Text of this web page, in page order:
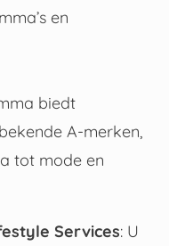
en
biedt
A-merken,
tot mode en
Services: U